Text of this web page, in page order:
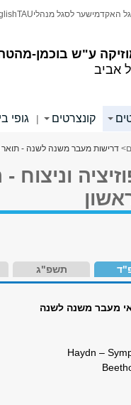
ע"ש בוכמן-
אביב
האקדמישער לסגל מנהליTAU
קונצרטים | גופי
> דרישות מעבר משנה לשנה - תואר
תשפ"ג
מעבר משנה לשנה